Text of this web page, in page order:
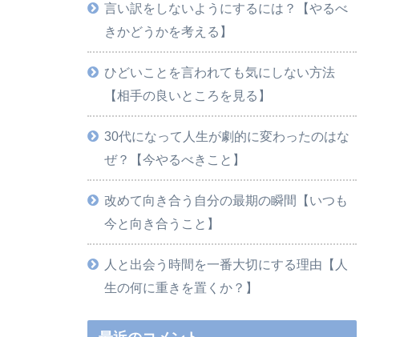
言い訳をしないようにするには？【やるべ
きかどうかを考える】
ひどいことを言われても気にしない方法
【相手の良いところを見る】
30代になって人生が劇的に変わったのはな
ぜ？【今やるべきこと】
改めて向き合う自分の最期の瞬間【いつも
今と向き合うこと】
人と出会う時間を一番大切にする理由【人
生の何に重きを置くか？】